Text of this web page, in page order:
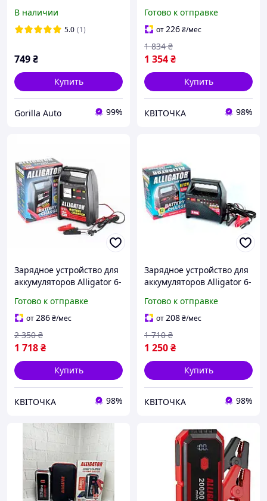
В наличии
5.0 (1)
749₴
Купить
Gorilla Auto 99%
(AC803)
Готово к отправке
от226₴/мес
1 354₴
1 834 ₴
Купить
КВІТОЧКА 98%
Зарядное устройство для
аккумуляторов Alligator 6-
(AC804)
Готово к отправке
от286₴/мес
1 718₴
2 350 ₴
Купить
КВІТОЧКА 98%
Зарядное устройство для
аккумуляторов Alligator 6-
(AC802)
Готово к отправке
от208₴/мес
1 250₴
1 710 ₴
Купить
КВІТОЧКА 98%